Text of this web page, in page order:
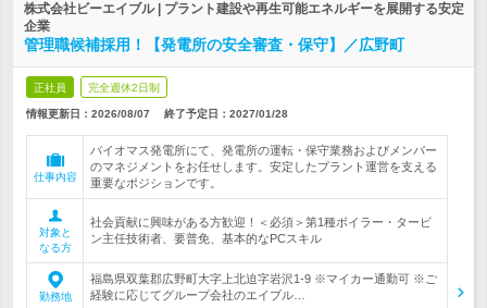
株式会社ビーエイブル | プラント建設や再生可能エネルギーを展開する安定
企業
管理職候補採用！【発電所の安全審査・保守】／広野町
正社員 完全週休2日制
情報更新日：2026/08/07 終了予定日： 2027/01/28
仕事内容
バイオマス発電所にて、発電所の運転・保守業務およびメンバー
のマネジメントをお任せします。安定したプラント運営を支える
重要なポジションです。
対象と
なる方
社会貢献に興味がある方歓迎！＜必須＞第1種ボイラー・タービ
ン主任技術者、要普免、基本的なPCスキル
勤務地
福島県双葉郡広野町大字上北迫字岩沢1-9 ※マイカー通勤可 ※ご
経験に応じてグループ会社のエイブル…